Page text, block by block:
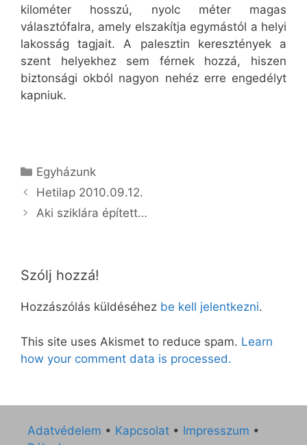
kilométer hosszú, nyolc méter magas
választófalra, amely elszakítja egymástól a helyi
lakosság tagjait. A palesztin keresztények a
szent helyekhez sem férnek hozzá, hiszen
biztonsági okból nagyon nehéz erre engedélyt
kapniuk.
Kategória
Egyházunk
Hetilap 2010.09.12.
Aki sziklára épített…
Szólj hozzá!
Hozzászólás küldéséhez be kell jelentkezni.
This site uses Akismet to reduce spam. Learn
how your comment data is processed.
Adatvédelem • Kapcsolat • Impresszum •